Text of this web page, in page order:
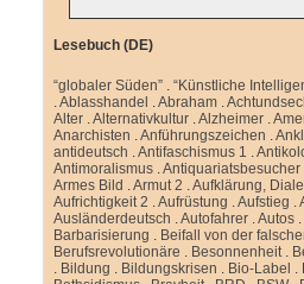
Lesebuch (DE)
“globaler Süden” .“Künstliche
.Ablasshandel .Abraham .
Alter .Alternativkultur .Alzheimer .
Anarchisten .Anführungszeichen .
antideutsch .Antifaschismus 1 .
Antimoralismus .Antiquariatsbesucher
Armes Bild .Armut 2 .Aufklärung,
Aufrichtigkeit 2 .Aufrüstung .Aufstieg .
Ausländerdeutsch .Autofahrer .Autos .
Barbarisierung . Beifall von der
Berufsrevolutionäre . Besonnenheit.
. Bildung . Bildungskrisen . Bio-Label .